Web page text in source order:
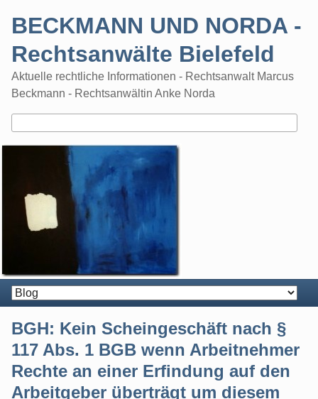
BECKMANN UND NORDA -
Rechtsanwälte Bielefeld
Aktuelle rechtliche Informationen - Rechtsanwalt Marcus
Beckmann - Rechtsanwältin Anke Norda
BGH: Kein Scheingeschäft nach §
117 Abs. 1 BGB wenn Arbeitnehmer
Rechte an einer Erfindung auf den
Arbeitgeber überträgt um diesem